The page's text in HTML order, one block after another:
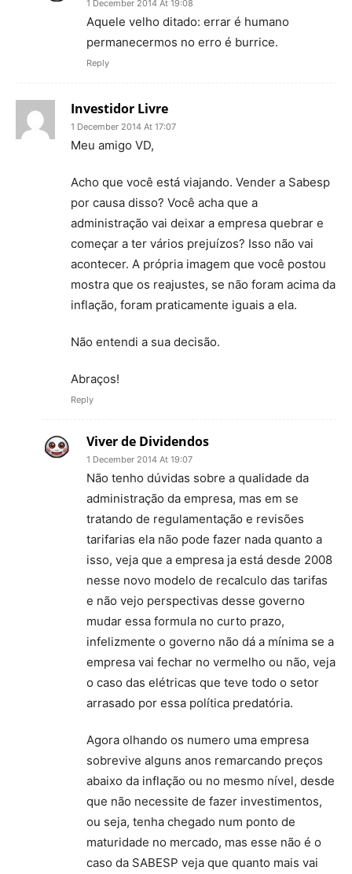
1 December 2014 At 19:08
Aquele velho ditado: errar é humano
permanecermos no erro é burrice.
Reply
Investidor Livre
1 December 2014 At 17:07
Meu amigo VD,
Acho que você está viajando. Vender a Sabesp
por causa disso? Você acha que a
administração vai deixar a empresa quebrar e
começar a ter vários prejuízos? Isso não vai
acontecer. A própria imagem que você postou
mostra que os reajustes, se não foram acima da
inflação, foram praticamente iguais a ela.
Não entendi a sua decisão.
Abraços!
Reply
Viver de Dividendos
1 December 2014 At 19:07
Não tenho dúvidas sobre a qualidade da
administração da empresa, mas em se
tratando de regulamentação e revisões
tarifarias ela não pode fazer nada quanto a
isso, veja que a empresa ja está desde 2008
nesse novo modelo de recalculo das tarifas
e não vejo perspectivas desse governo
mudar essa formula no curto prazo,
infelizmente o governo não dá a mínima se a
empresa vai fechar no vermelho ou não, veja
o caso das elétricas que teve todo o setor
arrasado por essa política predatória.
Agora olhando os numero uma empresa
sobrevive alguns anos remarcando preços
abaixo da inflação ou no mesmo nível, desde
que não necessite de fazer investimentos,
ou seja, tenha chegado num ponto de
maturidade no mercado, mas esse não é o
caso da SABESP veja que quanto mais vai